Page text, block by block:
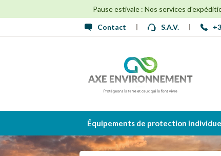
Pause estivale : Nos services
Contact S.A.V.
Équipements de protection